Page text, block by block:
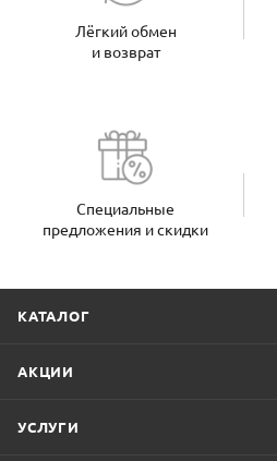
Лёгкий обмен
и возврат
Специальные
предложения и скидки
КАТАЛОГ
АКЦИИ
УСЛУГИ